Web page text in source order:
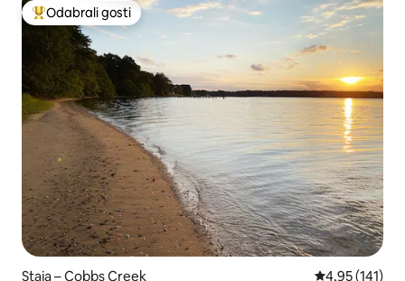
Među najviše rangiranima s oznakom „Odabrali gosti”
Odabrali gosti
Staja – Cobbs Creek Prosječna
4,95 (141)